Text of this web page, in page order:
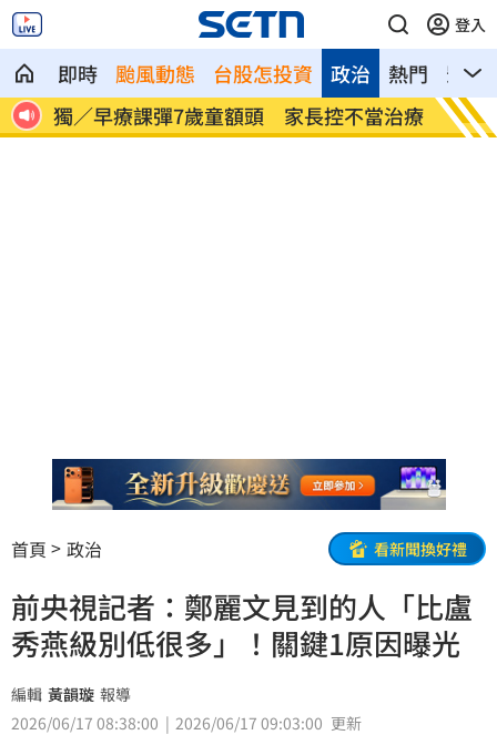
登入
即時 颱風動態 台股怎投資 熱門 影音
政治
療 AKIRA開唱藏彩蛋！兒子首度驚喜獻
「聲」
台灣
誰？
首頁 政治 看新聞換好禮
前央視記者：鄭麗文見到的人「比盧
秀燕級別低很多」！關鍵1原因曝光
編輯 黃韻璇 報導
2026/06/17 08:38:00
2026/06/17 09:03:00 更新